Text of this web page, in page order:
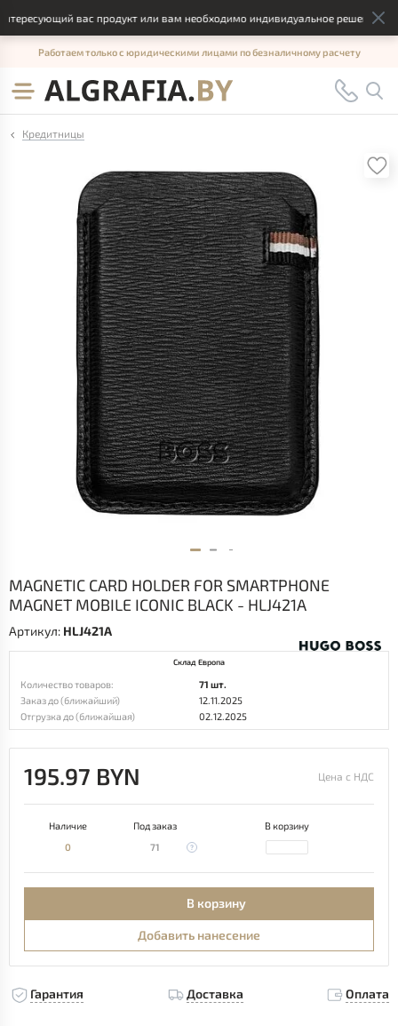
вас продукт или вам необходимо индивидуальное решение,
Работаем только с юридическими лицами по безналичному расчету
Кредитницы
MAGNETIC CARD HOLDER FOR SMARTPHONE
MAGNET MOBILE ICONIC BLACK - HLJ421A
Артикул: HLJ421A
Склад Европа
Количество товаров:
71 шт.
Заказ до (ближайший)
12.11.2025
Отгрузка до (ближайшая)
02.12.2025
195.97 BYN Цена с НДС
Наличие Под заказ
В корзину
0
71
В корзину
Добавить нанесение
Гарантия Доставка Оплата